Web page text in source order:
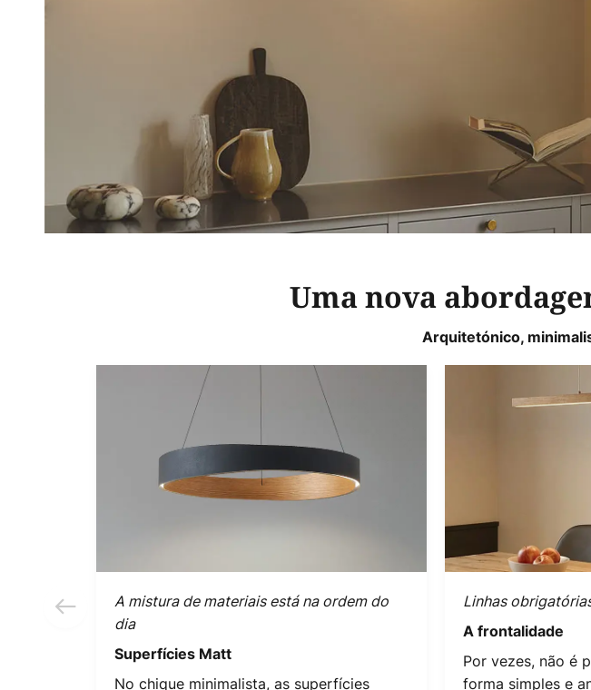
Uma nova
Arquitetónico,
A mistura de materiais está na ordem do
dia
Superfícies Matt
No chique minimalista, as superfícies
Linhas
A frontalidade
Por vezes, não é
forma simples e